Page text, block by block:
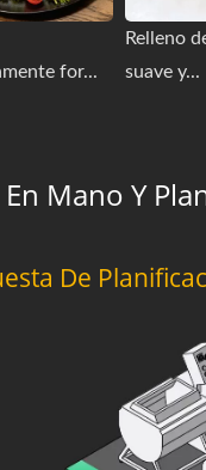
for...
Relleno
suave y...
En Mano Y
De